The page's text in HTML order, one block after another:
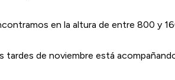
en la altura de entre 800 y
de noviembre está